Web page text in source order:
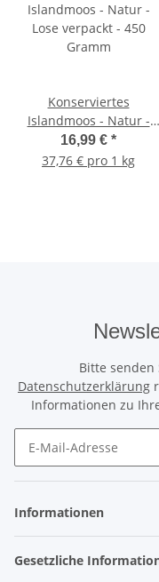
Konserviertes
Islandmoos - Natur -
Lose verpackt - 450
Gramm
16,99 € *
37,76 € pro 1 kg
Bitte
Datenschutzerklärung
Informationen zu
Informationen
Gesetzliche